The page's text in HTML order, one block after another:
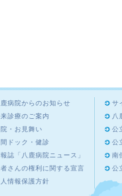
鹿病院からのお知らせ
診療のご案内
院・お見舞い
間ドック・健診
誌「八鹿病院ニュース」
さんの権利に関する宣言
情報保護方針
サ
八
公
公
南
公